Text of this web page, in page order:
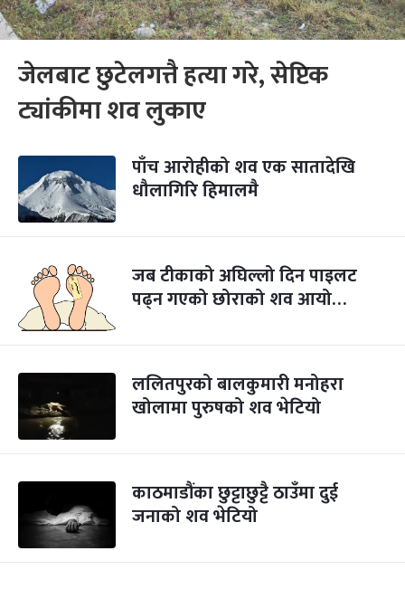
जेलबाट छुटेलगत्तै हत्या गरे, सेप्टिक
ट्यांकीमा शव लुकाए
पाँच आरोहीको शव एक सातादेखि
धौलागिरि हिमालमै
जब टीकाको अघिल्लो दिन पाइलट
पढ्न गएको छोराको शव आयो…
ललितपुरको बालकुमारी मनोहरा
खोलामा पुरुषको शव भेटियो
काठमाडौंका छुट्टाछुट्टै ठाउँमा दुई
जनाको शव भेटियो